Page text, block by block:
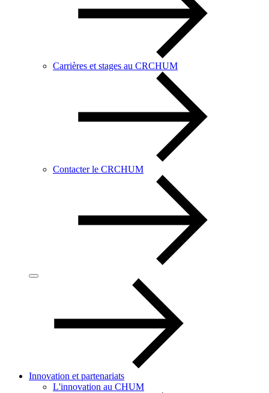
Carrières et stages au CRCHUM
Contacter le CRCHUM
Innovation et partenariats
L'innovation au CHUM